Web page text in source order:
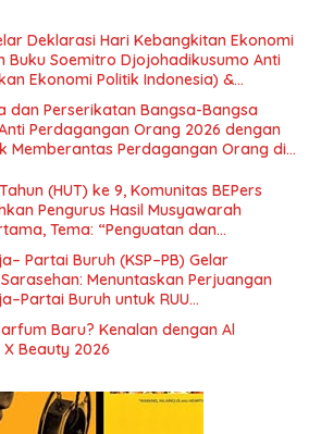
Deklarasi Hari Kebangkitan Ekonomi
Buku Soemitro Djojohadikusumo Anti
Ekonomi Politik Indonesia) &
Undang-Undang Perekonomian
Sosial dalam Menata Bangsa
2045”,
dan Perserikatan Bangsa-Bangsa
Perdagangan Orang 2026 dengan
Memberantas Perdagangan Orang di
(HUT) ke 9, Komunitas BEPers
Pengurus Hasil Musyawarah
Tema: “Penguatan dan
KBI yang Berbasis Riset di seluruh
Partai Buruh (KSP–PB) Gelar
Menuntaskan Perjuangan
Buruh untuk RUU
Baru? Kenalan dengan Al
Beauty 2026